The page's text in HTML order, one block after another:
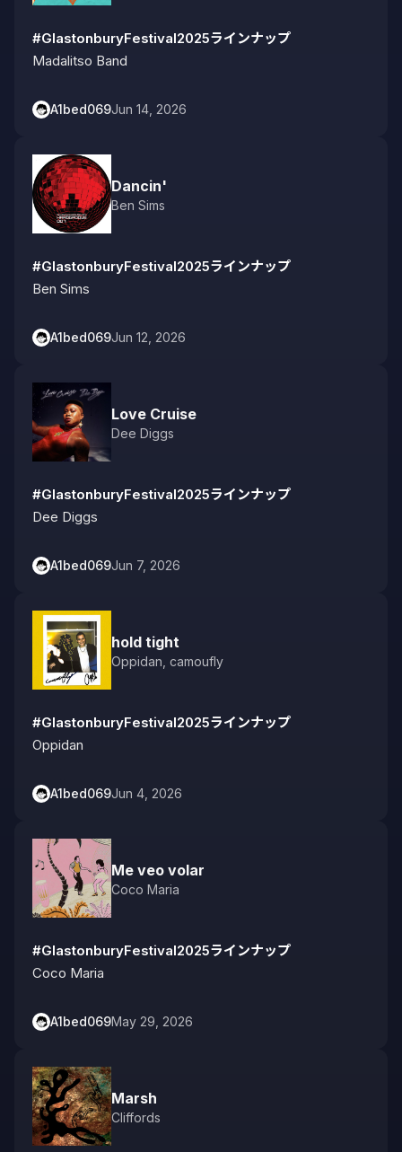
#GlastonburyFestival2025ラインナップ
Madalitso Band
A1bed069Jun 14, 2026
Dancin'
Ben Sims
#GlastonburyFestival2025ラインナップ
Ben Sims
A1bed069Jun 12, 2026
Love Cruise
Dee Diggs
#GlastonburyFestival2025ラインナップ
Dee Diggs
A1bed069Jun 7, 2026
hold tight
Oppidan camoufly
#GlastonburyFestival2025ラインナップ
Oppidan
A1bed069Jun 4, 2026
Me veo volar
Coco Maria
#GlastonburyFestival2025ラインナップ
Coco Maria
A1bed069May 29, 2026
Marsh
Cliffords